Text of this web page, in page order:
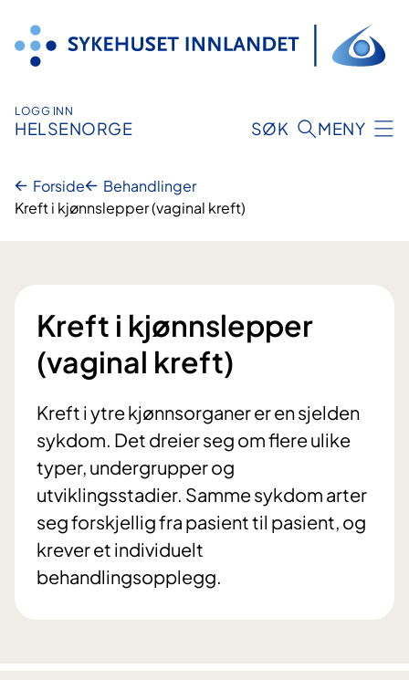
innhold
LOGG INN
HELSENORGE SØK MENY
Forside
Behandlinger
Kreft i kjønnslepper (vaginal kreft)
Kreft i kjønnslepper
(vaginal kreft)
Kreft i ytre kjønnsorganer er en sjelden
sykdom. Det dreier seg om flere ulike
typer, undergrupper og
utviklingsstadier. Samme sykdom arter
seg forskjellig fra pasient til pasient, og
krever et individuelt
behandlingsopplegg.